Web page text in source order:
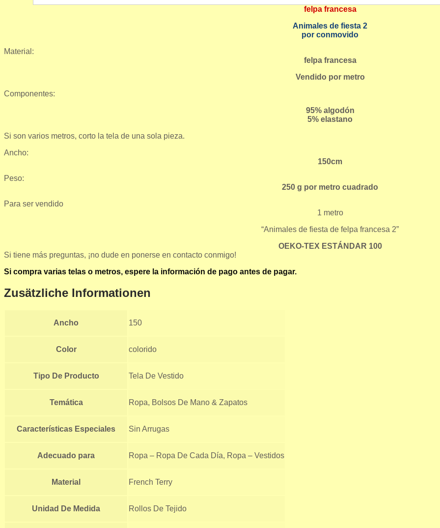
felpa francesa
Animales de fiesta 2
por conmovido
Material:
felpa francesa
Vendido por metro
Componentes:
95% algodón
5% elastano
Si son varios metros, corto la tela de una sola pieza.
Ancho:
150cm
Peso:
250 g por metro cuadrado
Para ser vendido
1 metro
“Animales de fiesta de felpa francesa 2”
OEKO-TEX ESTÁNDAR 100
Si tiene más preguntas, ¡no dude en ponerse en contacto conmigo!
Si compra varias telas o metros, espere la información de pago antes de pagar.
Zusätzliche Informationen
Ancho 150
Color colorido
Tipo De Producto Tela De Vestido
Temática Ropa, Bolsos De Mano & Zapatos
Características Especiales Sin Arrugas
Adecuado para Ropa – Ropa De Cada Día, Ropa – Vestidos
Material French Terry
Unidad De Medida Rollos De Tejido